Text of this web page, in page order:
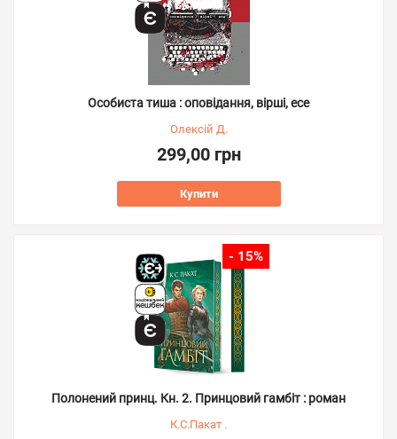
Особиста тиша : оповідання, вірші, есе
Олексій Д.
299,00 грн
Купити
- 15%
Полонений принц. Кн. 2. Принцовий гамбіт : роман
К.С.Пакат .